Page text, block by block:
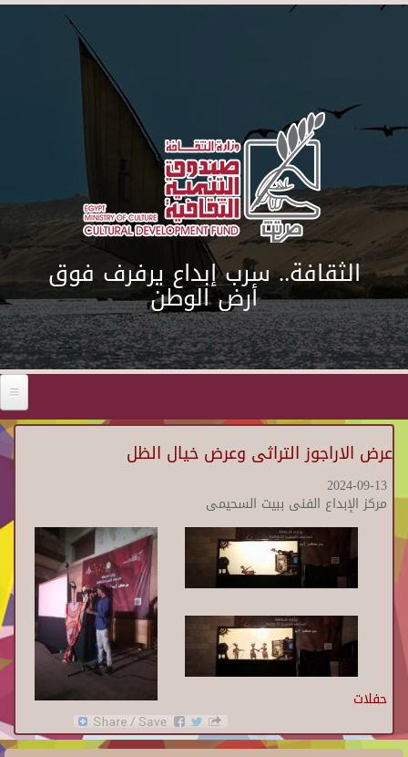
Skip to main content
الثقافة.. سرب إبداع يرفرف فوق
أرض الوطن
عرض الاراجوز التراثى وعرض خيال الظل
2024-09-13
مركز الإبداع الفنى ببيت السحيمى
حفلات